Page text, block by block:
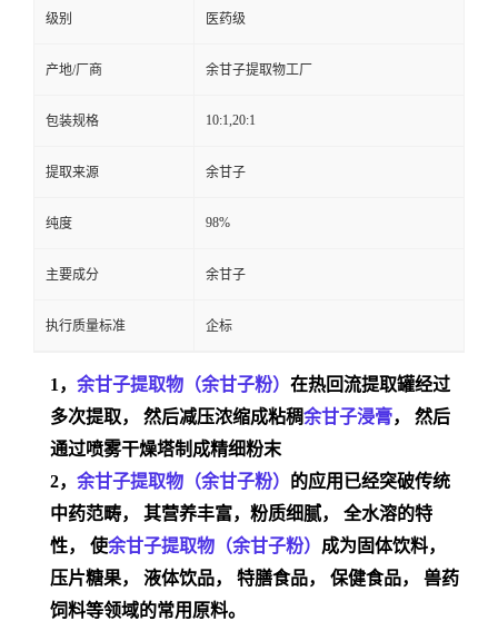
级别 医药级
产地/厂商 余甘子提取物工厂
包装规格 10:1,20:1
提取来源 余甘子
纯度 98%
主要成分 余甘子
执行质量标准 企标
1， 余甘子提取物（余甘子粉） 在热回流提取罐经过
多次提取， 然后减压浓缩成粘稠余甘子浸膏， 然后
通过喷雾干燥塔制成精细粉末
2， 余甘子提取物 （余甘子粉） 的应用已经突破传统
中药范畴， 其营养丰富，粉质细腻， 全水溶的特
性， 使余甘子提取物 （余甘子粉） 成为固体饮料，
压片糖果， 液体饮品， 特膳食品， 保健食品， 兽药
饲料等领域的常用原料。